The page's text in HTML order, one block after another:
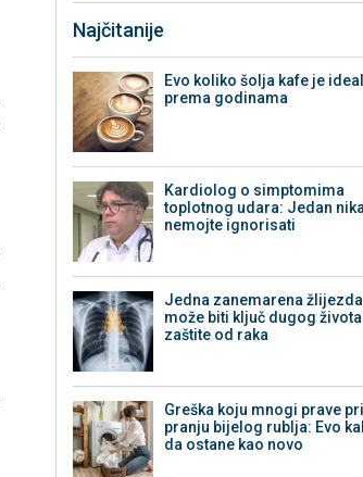
Najčitanije
Evo koliko šolja kafe je
prema godinama
Kardiolog o simptomima
toplotnog udara: Jedan
nemojte ignorisati
Jedna zanemarena žlijezda
može biti ključ dugog
zaštite od raka
Greška koju mnogi prave pri
pranju bijelog rublja: Evo
da ostane kao novo